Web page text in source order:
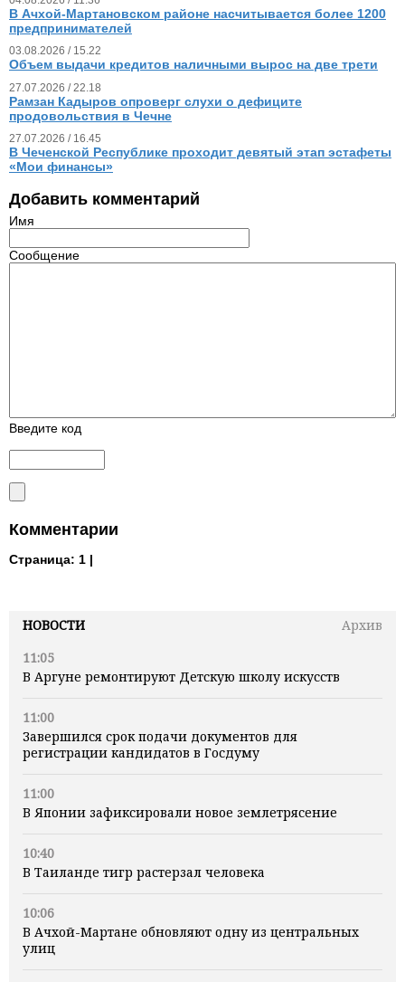
НОВОСТИ
Архив
11:05
В Аргуне ремонтируют Детскую школу искусств
11:00
Завершился срок подачи документов для
регистрации кандидатов в Госдуму
11:00
В Японии зафиксировали новое землетрясение
10:40
В Таиланде тигр растерзал человека
10:06
В Ачхой-Мартане обновляют одну из центральных
улиц
В Ачхой-Мартановском районе насчитывается более 1200
предпринимателей
03.08.2026 / 15.22
Объем выдачи кредитов наличными вырос на две трети
27.07.2026 / 22.18
Рамзан Кадыров опроверг слухи о дефиците
продовольствия в Чечне
27.07.2026 / 16.45
В Чеченской Республике проходит девятый этап эстафеты
«Мои финансы»
Добавить комментарий
Имя
Сообщение
Введите код
Комментарии
Страница: 1 |